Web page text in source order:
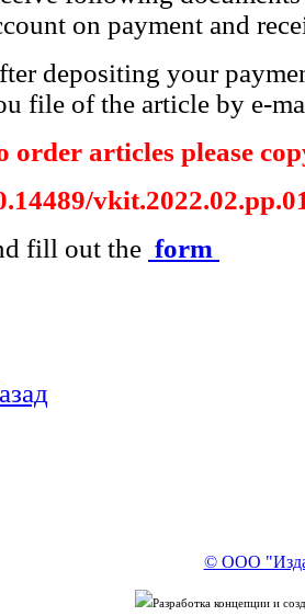
on payment and
depositing your
file of the article by e-
order articles please
fill out the form
© ООО
Разработка концепции и